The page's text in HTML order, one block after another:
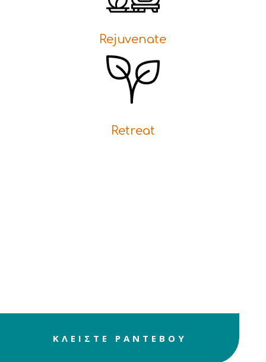
Rejuvenate
Retreat
ΚΛΕΙΣΤΕ ΡΑΝΤΕΒΟΥ